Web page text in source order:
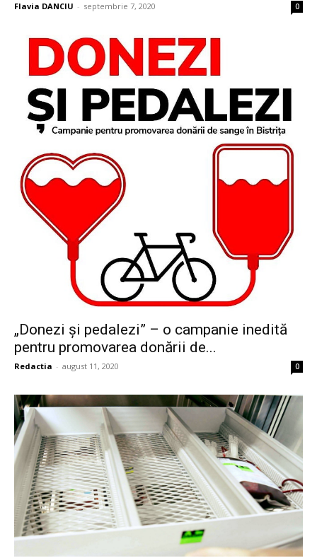
Flavia DANCIU - septembrie 7, 2020 0
„Donezi și pedalezi” – o campanie inedită
pentru promovarea donării de...
Redactia - august 11, 2020 0